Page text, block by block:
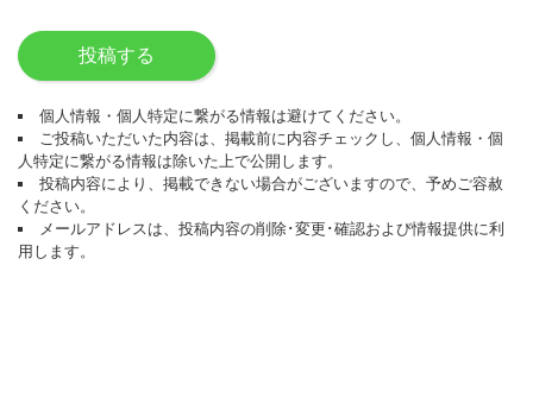
投稿する
個人情報・個人特定に繋がる情報は避けてください。
ご投稿いただいた内容は、掲載前に内容チェックし、個人情報・個
人特定に繋がる情報は除いた上で公開します。
投稿内容により、掲載できない場合がございますので、予めご容赦
ください。
メールアドレスは、投稿内容の削除･変更･確認および情報提供に利
用します。